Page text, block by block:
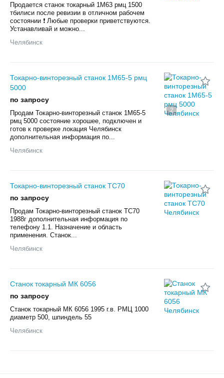
Продается станок токарный 1М63 рмц 1500
тбилиси после ревизии в отличном рабочем
состоянии ❗ Любые проверки приветствуются.
Устанавливай и можно...
Челябинск
2
Токарно-винторезный станок 1М65-5 рмц
5000
по запросу
Продам Токарно-винторезный станок 1М65-5
рмц 5000 состояние хорошее, подключен и
готов к проверке локация Челябинск
дополнительная информация по...
Челябинск
Токарно-винторезный станок ТС70
по запросу
Продам Токарно-винторезный станок ТС70
1988г дополнительная информация по
телефону 1.1. Назначение и область
применения. Станок...
Челябинск
Станок токарный МК 6056
по запросу
Станок токарный МК 6056 1995 г.в. РМЦ 1000
диаметр 500, шпиндель 55
Челябинск